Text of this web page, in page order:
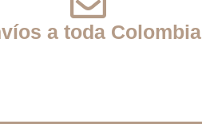
a toda Colombia